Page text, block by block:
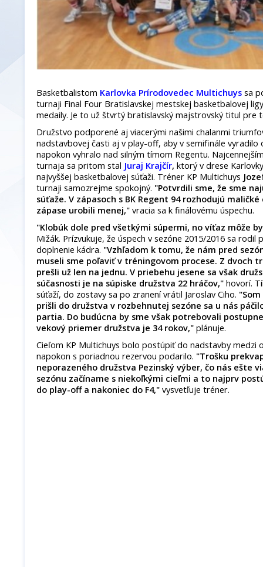
Basketbalistom Karlovka Prírodovedec Multichuys sa
turnaji Final Four Bratislavskej mestskej basketbalovej
medaily. Je to už štvrtý bratislavský majstrovský titul pre
Družstvo podporené aj viacerými našimi chalanmi
nadstavbovej časti aj v play-off, aby v semifinále vyradilo
napokon vyhralo nad silným tímom Regentu.
turnaja sa pritom stal Juraj Krajčír, ktorý v drese
najvyššej basketbalovej súťaži. Tréner KP Multichuys
turnaji samozrejme spokojný. "Potvrdili sme, že sme
súťaže. V zápasoch s BK Regent 94 rozhodujú
zápase urobili menej," vracia sa k finálovému úspechu.
"Klobúk dole pred všetkými súpermi, no víťaz môže
Mižák. Prízvukuje, že úspech v sezóne 2015/2016 sa
doplnenie kádra. "Vzhľadom k tomu, že nám pred
museli sme poľaviť v tréningovom procese. Z dvoch
prešli už len na jednu. V priebehu jesene sa však
súčasnosti je na súpiske družstva 22 hráčov," hovorí.
súťaží, do zostavy sa po zranení vrátil Jaroslav Ciho.
prišli do družstva v rozbehnutej sezóne sa u nás
partia. Do budúcna by sme však potrebovali
vekový priemer družstva je 34 rokov," plánuje.
Cieľom KP Multichuys bolo postúpiť do nadstavby medzi
napokon s poriadnou rezervou podarilo. "Trošku
neporazeného družstva Pezinský výber, čo nás ešte
sezónu začíname s niekoľkými cieľmi a to najprv
do play-off a nakoniec do F4," vysvetľuje tréner.